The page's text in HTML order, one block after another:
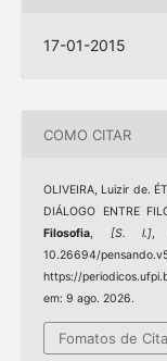
17-01-2015
COMO CITAR
OLIVEIRA, Luizir de.
DIÁLOGO ENTRE
Filosofia, [S. l.],
10.26694/
https://
em: 9 ago. 2026.
Fomatos de